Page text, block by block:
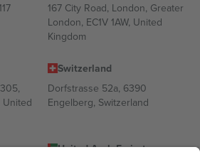
167 City Road, London, Greater
London, EC1V 1AW, United
Kingdom
United
Switzerland
Dorfstrasse 52a, 6390
Engelberg, Switzerland
United Arab Emirates